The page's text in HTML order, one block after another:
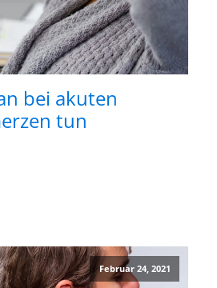
bei akuten
tun
Februar 24, 2021